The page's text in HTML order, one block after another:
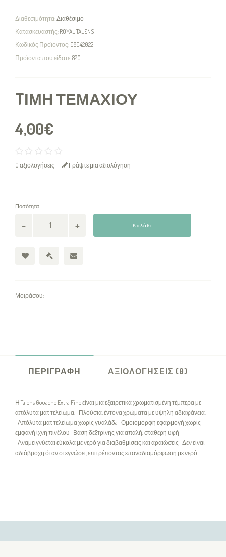
Διαθεσιμότητα:Διαθέσιμο
Κατασκευαστής: ROYAL TALENS
Κωδικός Προϊόντος: 08042022
Προϊόντα που είδατε:820
TΙΜΉ ΤΕΜΑΧΊΟΥ
4,00€
0 αξιολογήσεις Γράψτε μια αξιολόγηση
Ποσότητα
Καλάθι
Μοιράσου:
ΠΕΡΙΓΡΑΦΉ ΑΞΙΟΛΟΓΉΣΕΙΣ (0)
Η Talens Gouache Extra Fine είναι μια εξαιρετικά χρωματισμένη τέμπερα με
απόλυτα ματ τελείωμα. -Πλούσια, έντονα χρώματα με υψηλή αδιαφάνεια.
-Απόλυτα ματ τελείωμα χωρίς γυαλάδa -Ομοιόμορφη εφαρμογή χωρίς
εμφανή ίχνη πινέλου -Βάση δεξτρίνης για απαλή, σταθερή υφή
-Αναμειγνύεται εύκολα με νερό για διαβαθμίσεις και αραιώσεις -Δεν είναι
αδιάβροχη όταν στεγνώσει, επιτρέποντας επαναδιαμόρφωση με νερό